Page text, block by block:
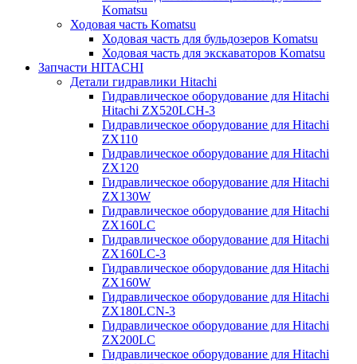
Komatsu
Ходовая часть Komatsu
Ходовая часть для бульдозеров Komatsu
Ходовая часть для экскаваторов Komatsu
Запчасти HITACHI
Детали гидравлики Hitachi
Гидравлическое оборудование для Hitachi
Hitachi ZX520LCH-3
Гидравлическое оборудование для Hitachi
ZX110
Гидравлическое оборудование для Hitachi
ZX120
Гидравлическое оборудование для Hitachi
ZX130W
Гидравлическое оборудование для Hitachi
ZX160LC
Гидравлическое оборудование для Hitachi
ZX160LC-3
Гидравлическое оборудование для Hitachi
ZX160W
Гидравлическое оборудование для Hitachi
ZX180LCN-3
Гидравлическое оборудование для Hitachi
ZX200LC
Гидравлическое оборудование для Hitachi